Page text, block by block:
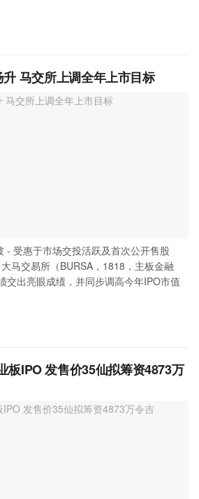
马交所上调全年上市目标
- 受惠于市场交投活跃及首次公开售股
大马交易所（BURSA，1818，主板金融
交出亮眼成绩，并同步调高今年IPO市值
板IPO 发售价35仙拟筹资4873万